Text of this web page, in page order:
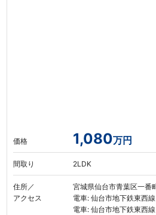
価格 1,080万円
間取り 2LDK
住所／
アクセス
宮城県仙台市青葉区一番
電車: 仙台市地下鉄東西
電車: 仙台市地下鉄東西